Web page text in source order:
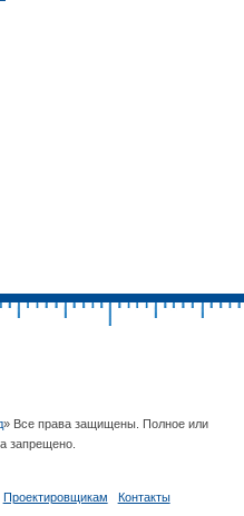
» Все права защищены. Полное или
запрещено.
Проектировщикам Контакты